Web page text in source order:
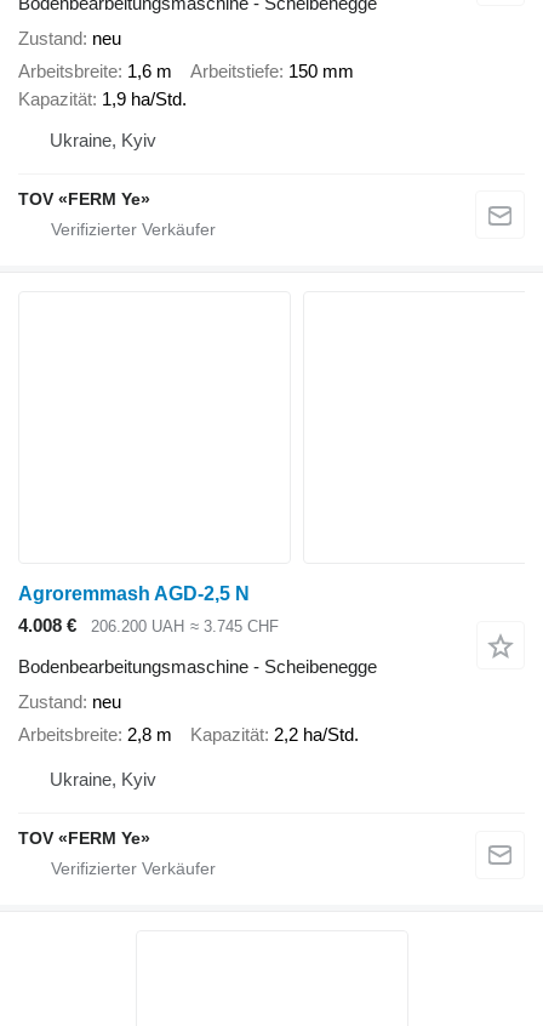
Zustand neu
Arbeitsbreite 1,6 m Arbeitstiefe 150 mm
Kapazität 1,9 ha/Std.
Ukraine, Kyiv
TOV «FERM Ye»
Agroremmash AGD-2,5 N
4.008 €
206.200 UAH ≈ 3.745 CHF
Bodenbearbeitungsmaschine - Scheibenegge
Zustand neu
Arbeitsbreite 2,8 m Kapazität 2,2 ha/Std.
Ukraine, Kyiv
TOV «FERM Ye»